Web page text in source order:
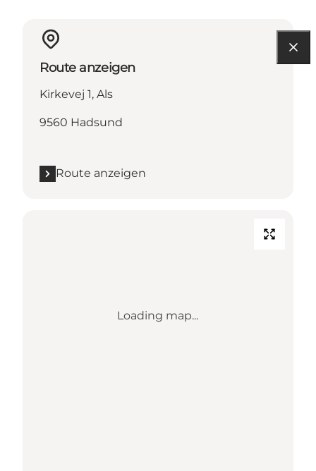
Route anzeigen
Kirkevej 1, Als
9560 Hadsund
Route anzeigen
Loading map...